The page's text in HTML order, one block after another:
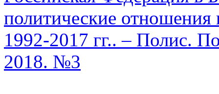
политические отношения
1992-2017 гг.. – Полис.
2018. №3